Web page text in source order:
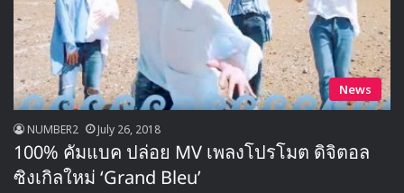
News
NUMBER2 July 26, 2018
100% คัมแบค ปล่อย MV เพลงโปรโมต ดิจิตอล
ซิงเกิลใหม่ ‘Grand Bleu’